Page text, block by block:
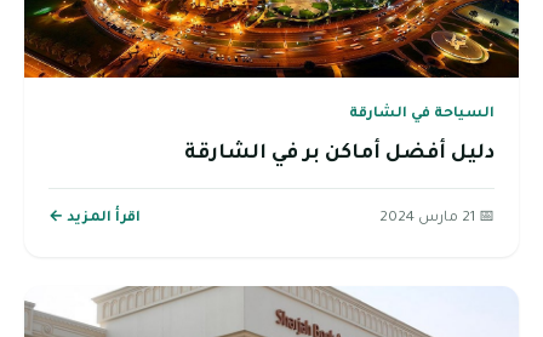
السياحة في الشارقة
دليل أفضل أماكن بر في الشارقة
📅 21 مارس 2024 اقرأ المزيد ←